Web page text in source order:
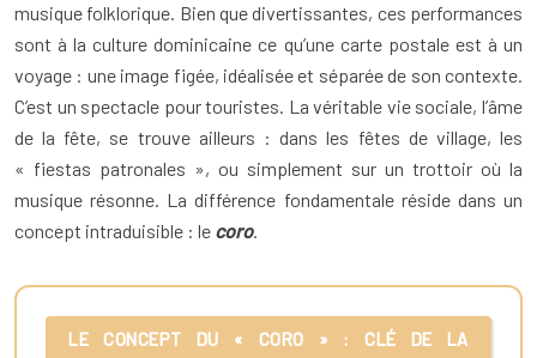
musique folklorique. Bien que divertissantes, ces performances
sont à la culture dominicaine ce qu’une carte postale est à un
voyage : une image figée, idéalisée et séparée de son contexte.
C’est un spectacle pour touristes. La véritable vie sociale, l’âme
de la fête, se trouve ailleurs : dans les fêtes de village, les
« fiestas patronales », ou simplement sur un trottoir où la
musique résonne. La différence fondamentale réside dans un
concept intraduisible : le coro.
LE CONCEPT DU « CORO » : CLÉ DE LA